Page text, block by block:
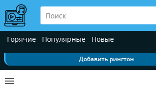
Горячие Популярные Новые
Добавить рингтон